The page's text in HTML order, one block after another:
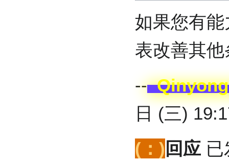
如果您有
表改善其
--
日 (三)
(：) 回应